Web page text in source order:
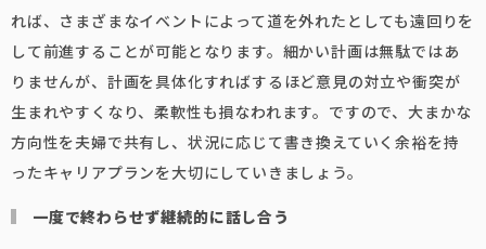
れば、さまざまなイベントによって道を外れたとしても遠回りを
して前進することが可能となります。細かい計画は無駄ではあ
りませんが、計画を具体化すればするほど意見の対立や衝突が
生まれやすくなり、柔軟性も損なわれます。ですので、大まかな
方向性を夫婦で共有し、状況に応じて書き換えていく余裕を持
ったキャリアプランを大切にしていきましょう。
一度で終わらせず継続的に話し合う